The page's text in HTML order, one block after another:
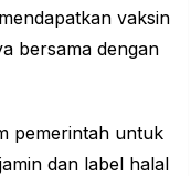
vaksin
bersama dengan
pemerintah untuk
dan label halal